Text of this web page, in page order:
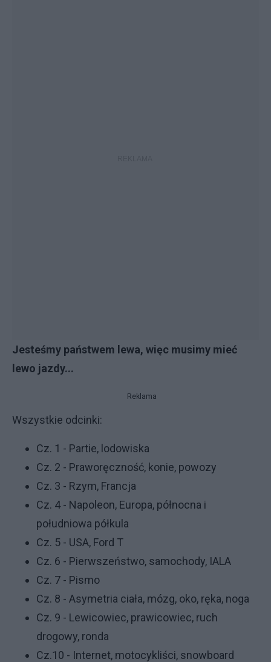
Jesteśmy państwem lewa, więc musimy mieć
lewo jazdy...
Reklama
Wszystkie odcinki:
Cz. 1 - Partie, lodowiska
Cz. 2 - Praworęczność, konie, powozy
Cz. 3 - Rzym, Francja
Cz. 4 - Napoleon, Europa, północna i
południowa półkula
Cz. 5 - USA, Ford T
Cz. 6 - Pierwszeństwo, samochody, IALA
Cz. 7 - Pismo
Cz. 8 - Asymetria ciała, mózg, oko, ręka, noga
Cz. 9 - Lewicowiec, prawicowiec, ruch
drogowy, ronda
Cz.10 - Internet, motocykliści, snowboard